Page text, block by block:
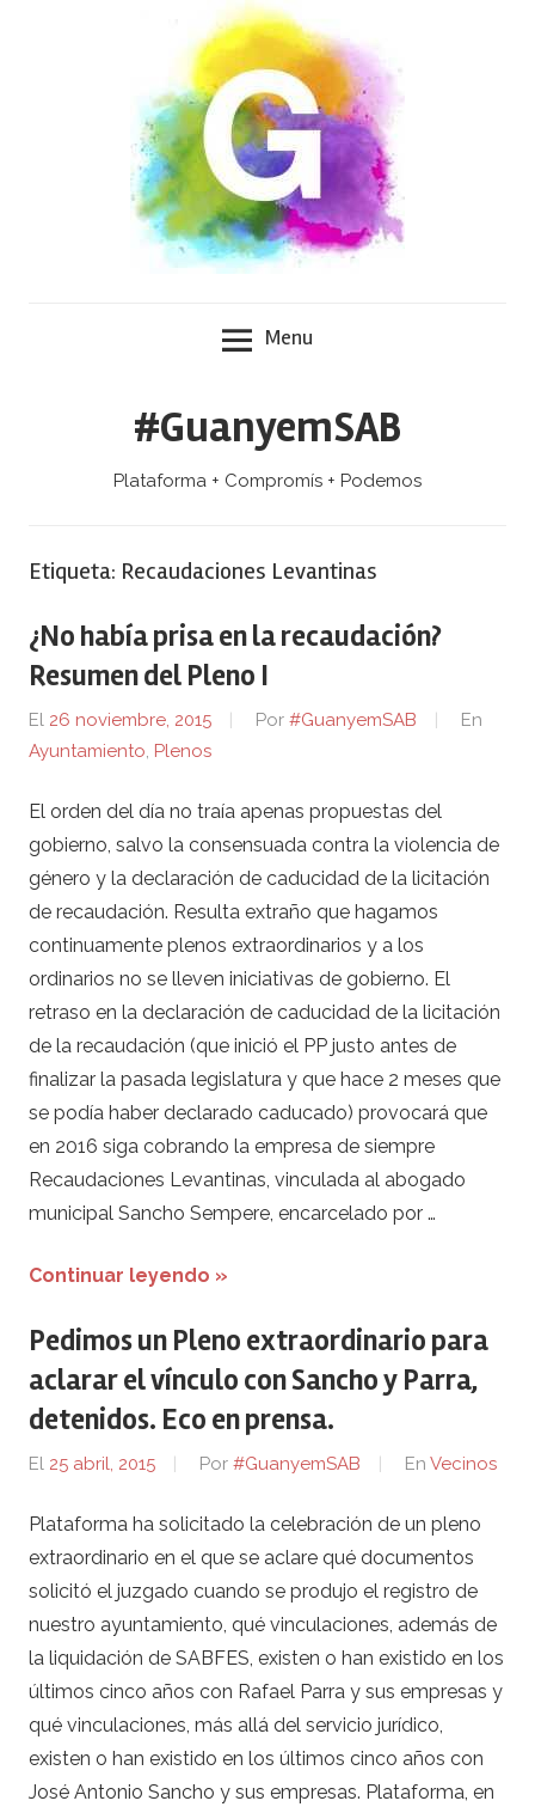
Menu
#GuanyemSAB
Plataforma + Compromís + Podemos
Etiqueta: Recaudaciones Levantinas
¿No había prisa en la recaudación?
Resumen del Pleno I
El 26 noviembre, 2015 Por #GuanyemSAB
En
Ayuntamiento, Plenos
El orden del día no traía apenas propuestas del
gobierno, salvo la consensuada contra la violencia de
género y la declaración de caducidad de la licitación
de recaudación. Resulta extraño que hagamos
continuamente plenos extraordinarios y a los
ordinarios no se lleven iniciativas de gobierno. El
retraso en la declaración de caducidad de la licitación
de la recaudación (que inició el PP justo antes de
finalizar la pasada legislatura y que hace 2 meses que
se podía haber declarado caducado) provocará que
en 2016 siga cobrando la empresa de siempre
Recaudaciones Levantinas, vinculada al abogado
municipal Sancho Sempere, encarcelado por …
Continuar leyendo »
Pedimos un Pleno extraordinario para
aclarar el vínculo con Sancho y Parra,
detenidos. Eco en prensa.
El 25 abril, 2015 Por #GuanyemSAB En Vecinos
Plataforma ha solicitado la celebración de un pleno
extraordinario en el que se aclare qué documentos
solicitó el juzgado cuando se produjo el registro de
nuestro ayuntamiento, qué vinculaciones, además de
la liquidación de SABFES, existen o han existido en los
últimos cinco años con Rafael Parra y sus empresas y
qué vinculaciones, más allá del servicio jurídico,
existen o han existido en los últimos cinco años con
José Antonio Sancho y sus empresas. Plataforma, en